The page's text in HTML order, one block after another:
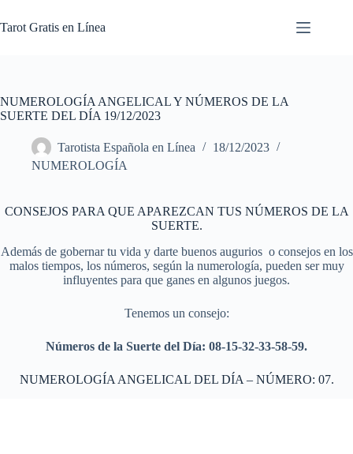
to
content
Tarot Gratis en Línea
NUMEROLOGÍA ANGELICAL Y NÚMEROS DE LA
SUERTE DEL DÍA 19/12/2023
Tarotista Española en Línea
18/12/2023
NUMEROLOGÍA
CONSEJOS PARA QUE APAREZCAN TUS NÚMEROS DE LA
SUERTE.
Además de gobernar tu vida y darte buenos augurios o consejos en los
malos tiempos, los números, según la numerología, pueden ser muy
influyentes para que ganes en algunos juegos.
Tenemos un consejo:
Números de la Suerte del Día: 08-15-32-33-58-59.
NUMEROLOGÍA ANGELICAL DEL DÍA – NÚMERO: 07.